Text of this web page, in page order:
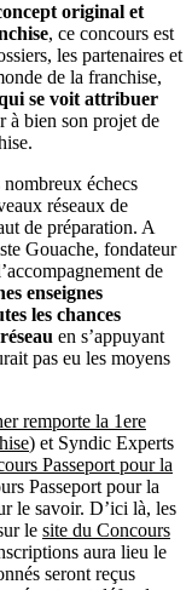
original et
, ce concours est
les partenaires et
de la franchise,
se voit attribuer
à bien son projet de
échecs
réseaux de
de préparation. A
Gouache, fondateur
de
enseignes
les chances
en s’appuyant
pas eu les moyens
remporte la 1ere
) et Syndic Experts
Passeport pour la
Passeport pour la
le savoir. D’ici là, les
le site du Concours
aura lieu le
seront reçus